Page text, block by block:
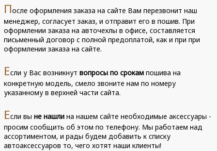
После оформления заказа на сайте Вам перезвонит наш
менеджер, согласует заказ, и отправит его в пошив. При
оформлении заказа на авточехлы в офисе, составляется
письменный договор с полной предоплатой, как и при при
оформлении заказа на сайте.
Если у Вас возникнутвопросы по срокам пошива на
конкретную модель, смело звоните нам по номеру
указанному в верхней части сайта.
Если выне нашлина нашем сайте необходимые аксессуары -
просим сообщить об этом по телефону. Мы работаем над
ассортиментом, и рады будем добавить к списку
автоаксессуаров то, чего хотят наши клиенты!